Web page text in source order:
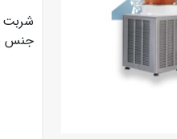
شربت
جنس